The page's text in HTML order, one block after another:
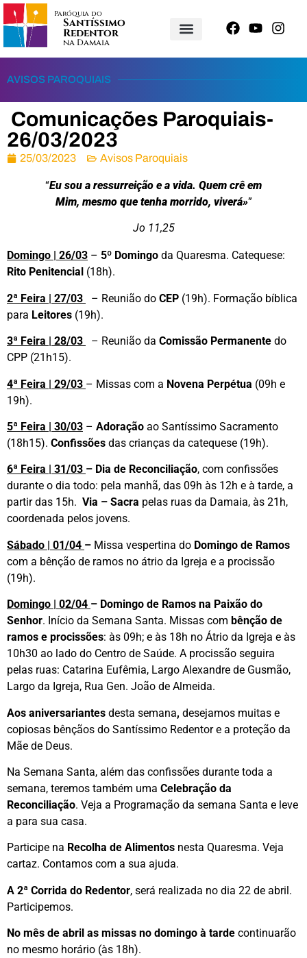
Paróquia do
Santíssimo
Redentor
na Damaia
AVISOS PAROQUIAIS
Comunicações Paroquiais-
26/03/2023
25/03/2023 Avisos Paroquiais
“Eu sou a ressurreição e a vida. Quem crê em
Mim, mesmo que tenha morrido, viverá»”
Jo 11,25
Domingo | 26/03 – 5º Domingo da Quaresma. Catequese:
Rito Penitencial (18h).
2ª Feira | 27/03 – Reunião do CEP (19h). Formação bíblica
para Leitores (19h).
3ª Feira | 28/03 – Reunião da Comissão Permanente do
CPP (21h15).
4ª Feira | 29/03 – Missas com a Novena Perpétua (09h e
19h).
5ª Feira | 30/03 – Adoração ao Santíssimo Sacramento
(18h15). Confissões das crianças da catequese (19h).
6ª Feira | 31/03 – Dia de Reconciliação, com confissões
durante o dia todo: pela manhã, das 09h às 12h e à tarde, a
partir das 15h. Via – Sacra pelas ruas da Damaia, às 21h,
coordenada pelos jovens.
Sábado | 01/04 – Missa vespertina do Domingo de Ramos
com a bênção de ramos no átrio da Igreja e a procissão
(19h).
Domingo | 02/04 – Domingo de Ramos na Paixão do
Senhor. Início da Semana Santa. Missas com bênção de
ramos e procissões: às 09h; e às 18h no Átrio da Igreja e às
10h30 ao lado do Centro de Saúde. A procissão seguira
pelas ruas: Catarina Eufêmia, Largo Alexandre de Gusmão,
Largo da Igreja, Rua Gen. João de Almeida.
Aos aniversariantes desta semana, desejamos muitas e
copiosas bênçãos do Santíssimo Redentor e a proteção da
Mãe de Deus.
Na Semana Santa, além das confissões durante toda a
semana, teremos também uma Celebração da
Reconciliação. Veja a Programação da semana Santa e leve
a para sua casa.
Participe na Recolha de Alimentos nesta Quaresma. Veja
cartaz. Contamos com a sua ajuda.
A 2ª Corrida do Redentor, será realizada no dia 22 de abril.
Participemos.
No mês de abril as missas no domingo à tarde continuarão
no mesmo horário (às 18h).